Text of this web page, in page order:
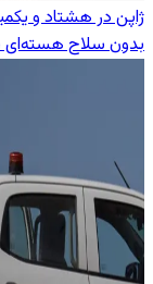
ژاپن در هشتاد و
بدون سلاح